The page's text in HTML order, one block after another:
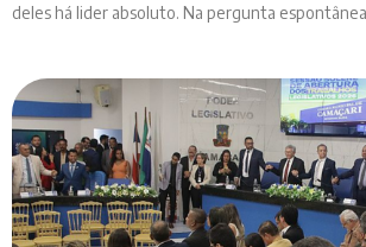
deles há lider absoluto. Na pergunta